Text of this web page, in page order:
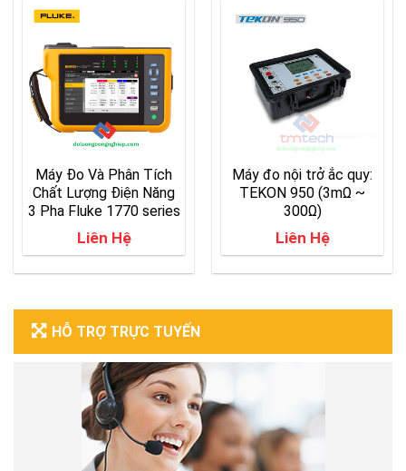
Máy Đo Và Phân Tích
Chất Lượng Điện Năng
3 Pha Fluke 1770 series
Liên Hệ
Máy đo nội trở ắc quy:
TEKON 950 (3mΩ ~
300Ω)
Liên Hệ
HỖ TRỢ TRỰC TUYẾN